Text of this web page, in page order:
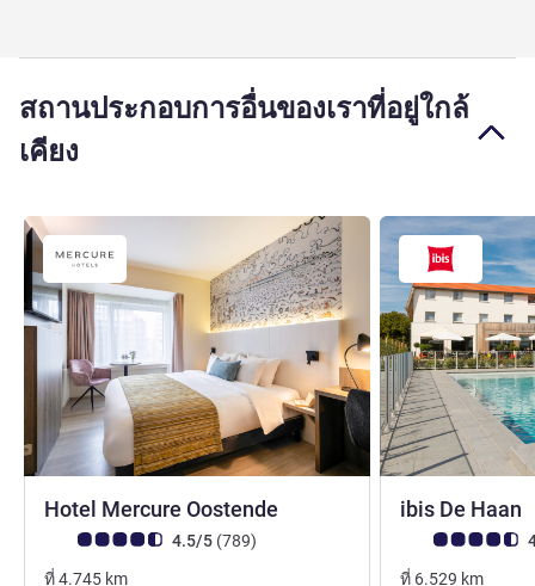
สถานประกอบการอื่นของเราที่อยู่ใกล้
เคียง
Hotel Mercure Oostende
คะแนนความคิดเห็นจากแขก (เรทติ้งบน ALL)
4.5/5 (789รีวิว รายการ
)
ที่4.745 km
ibis De Haan
คะแนนความคิดเ
ที่ 6.529 km